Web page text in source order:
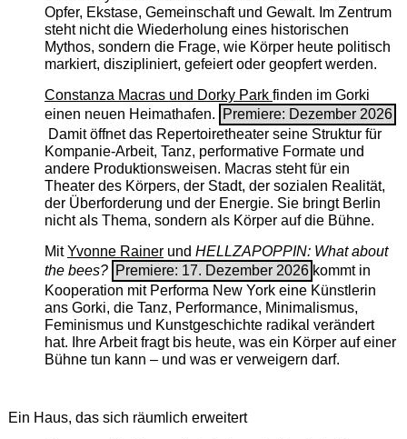
Opfer, Ekstase, Gemeinschaft und Gewalt. Im Zentrum
steht nicht die Wiederholung eines historischen
Mythos, sondern die Frage, wie Körper heute politisch
markiert, diszipliniert, gefeiert oder geopfert werden.
Constanza Macras und Dorky Park finden im Gorki
einen neuen Heimathafen.
Premiere: Dezember 2026
Damit öffnet das Repertoiretheater seine Struktur für
Kompanie-Arbeit, Tanz, performative Formate und
andere Produktionsweisen. Macras steht für ein
Theater des Körpers, der Stadt, der sozialen Realität,
der Überforderung und der Energie. Sie bringt Berlin
nicht als Thema, sondern als Körper auf die Bühne.
MitYvonne Rainerund HELLZAPOPPIN: What about
the bees? Premiere: 17. Dezember 2026 kommt in
Kooperation mit Performa New York eine Künstlerin
ans Gorki, die Tanz, Performance, Minimalismus,
Feminismus und Kunstgeschichte radikal verändert
hat. Ihre Arbeit fragt bis heute, was ein Körper auf einer
Bühne tun kann – und was er verweigern darf.
Ein Haus, das sich räumlich erweitert